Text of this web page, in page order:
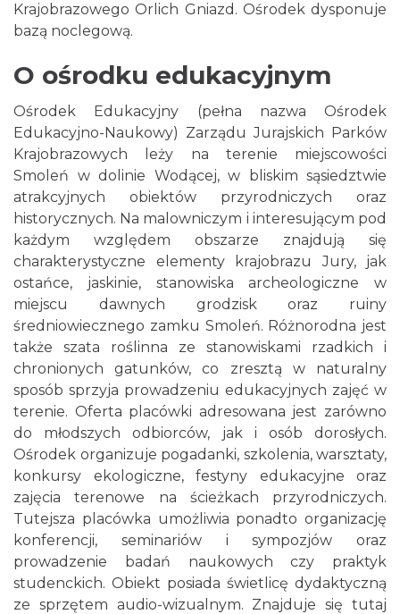
Krajobrazowego Orlich Gniazd. Ośrodek dysponuje
bazą noclegową.
O ośrodku edukacyjnym
Ośrodek Edukacyjny (pełna nazwa Ośrodek
Edukacyjno-Naukowy) Zarządu Jurajskich Parków
Krajobrazowych leży na terenie miejscowości
Smoleń w dolinie Wodącej, w bliskim sąsiedztwie
atrakcyjnych obiektów przyrodniczych oraz
historycznych. Na malowniczym i interesującym pod
każdym względem obszarze znajdują się
charakterystyczne elementy krajobrazu Jury, jak
ostańce, jaskinie, stanowiska archeologiczne w
miejscu dawnych grodzisk oraz ruiny
średniowiecznego zamku Smoleń. Różnorodna jest
także szata roślinna ze stanowiskami rzadkich i
chronionych gatunków, co zresztą w naturalny
sposób sprzyja prowadzeniu edukacyjnych zajęć w
terenie. Oferta placówki adresowana jest zarówno
do młodszych odbiorców, jak i osób dorosłych.
Ośrodek organizuje pogadanki, szkolenia, warsztaty,
konkursy ekologiczne, festyny edukacyjne oraz
zajęcia terenowe na ścieżkach przyrodniczych.
Tutejsza placówka umożliwia ponadto organizację
konferencji, seminariów i sympozjów oraz
prowadzenie badań naukowych czy praktyk
studenckich. Obiekt posiada świetlicę dydaktyczną
ze sprzętem audio-wizualnym. Znajduje się tutaj